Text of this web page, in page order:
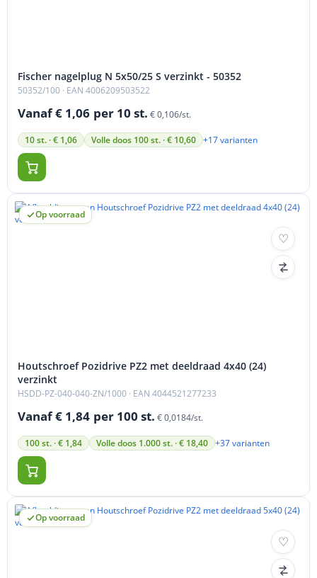
Fischer nagelplug N 5x50/25 S verzinkt - 50352
50352/100 · EAN 4006209503522
Vanaf € 1,06 per 10 st. € 0,106/st.
10 st. · € 1,06 Volle doos 100 st. · € 10,60 +17 varianten
Op voorraad
Houtschroef Pozidrive PZ2 met deeldraad 4x40 (24)
verzinkt
HSDD-PZ-040-040-ZN/1000 · EAN 4044521277233
Vanaf € 1,84 per 100 st. € 0,0184/st.
100 st. · € 1,84 Volle doos 1.000 st. · € 18,40 +37 varianten
Op voorraad